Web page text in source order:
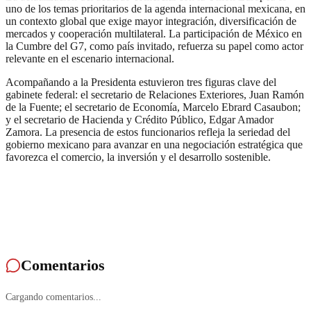
uno de los temas prioritarios de la agenda internacional mexicana, en
un contexto global que exige mayor integración, diversificación de
mercados y cooperación multilateral. La participación de México en
la Cumbre del G7, como país invitado, refuerza su papel como actor
relevante en el escenario internacional.
Acompañando a la Presidenta estuvieron tres figuras clave del
gabinete federal: el secretario de Relaciones Exteriores, Juan Ramón
de la Fuente; el secretario de Economía, Marcelo Ebrard Casaubon;
y el secretario de Hacienda y Crédito Público, Edgar Amador
Zamora. La presencia de estos funcionarios refleja la seriedad del
gobierno mexicano para avanzar en una negociación estratégica que
favorezca el comercio, la inversión y el desarrollo sostenible.
Comentarios
Cargando comentarios...